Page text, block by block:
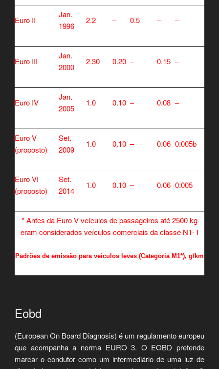
Euro II
Jan.
1996
2.2 – 0.5 – –
Euro III
Jan.
2000
2.30 0.20 – 0.15 –
Euro IV
Jan.
2005
1.0 0.10 – 0.08 –
Euro V
(proposto)
Set.
2009
1.0 0.10 – 0.06 0.005b
Euro VI
(proposto)
Set.
2014
1.0 0.10 – 0.06 0.005
* Antes da Euro V veículos de passageiros até 2500 kg
eram considerados veículos comerciais da classe N1- I
Padrões de emissão para veículos leves (Categoria M1*), g/km
Eobd
(European On Board Diagnosis) é um regulamento europeu
que acompanha a norma EURO 3. O EOBD pretende
marcar o condutor como um intermediário de uma luz de